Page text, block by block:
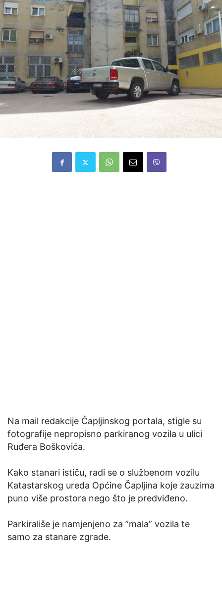
Na mail redakcije Čapljinskog portala, stigle su
fotografije nepropisno parkiranog vozila u ulici
Ruđera Boškovića.
Kako stanari ističu, radi se o službenom vozilu
Katastarskog ureda Općine Čapljina koje zauzima
puno više prostora nego što je predviđeno.
Parkirališe je namjenjeno za ”mala” vozila te
samo za stanare zgrade.